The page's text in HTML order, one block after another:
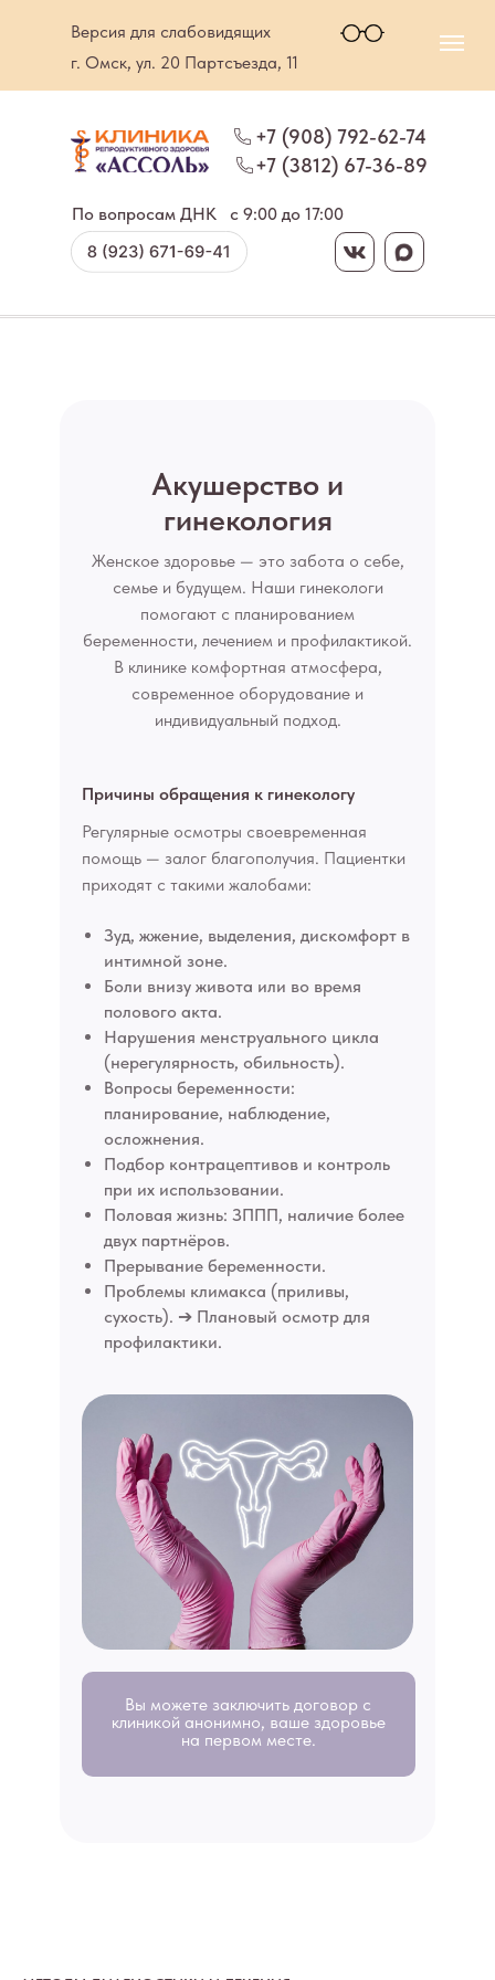
Версия для слабовидящих
+7 (3812) 67-36-89
+7 (908) 792-62-74
c 9:00 до 17:00
По вопросам ДНК
г. Омск, ул. 20 Партсъезда, 11
Женское здоровье — это забота о себе,
семье и будущем. Наши гинекологи
помогают с планированием
беременности, лечением и профилактикой.
В клинике комфортная атмосфера,
современное оборудование и
индивидуальный подход.
Акушерство и
гинекология
Причины обращения к гинекологу
Регулярные осмотры своевременная
помощь — залог благополучия. Пациентки
приходят с такими жалобами:
Зуд, жжение, выделения, дискомфорт в
интимной зоне.
Боли внизу живота или во время
полового акта.
Нарушения менструального цикла
(нерегулярность, обильность).
Вопросы беременности:
планирование, наблюдение,
осложнения.
Подбор контрацептивов и контроль
при их использовании.
Половая жизнь: ЗППП, наличие более
двух партнёров.
Прерывание беременности.
Проблемы климакса (приливы,
сухость). ➔ Плановый осмотр для
профилактики.
Вы можете заключить договор с
клиникой анонимно, ваше здоровье
на первом месте.